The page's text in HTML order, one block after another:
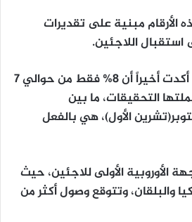
الأرقام مبنية على تقديرات
اللاجئين.
إلا أن الحكومة الألمانية أكدت أخيراً أن 8% فقط من حوالي 7
التحقيقات، ما بين
الأول)، هي بالفعل
الأوروبية الأولى للاجئين، حيث
والبلقان، وتتوقع وصول أكثر من